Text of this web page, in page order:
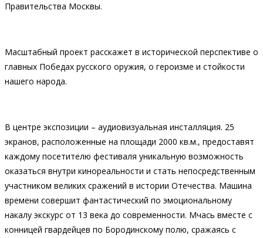
Правительства Москвы.
Масштабный проект расскажет в исторической перспективе о
главных Победах русского оружия, о героизме и стойкости
нашего народа.
В центре экспозиции – аудиовизуальная инсталляция. 25
экранов, расположенные на площади 2000 кв.м., предоставят
каждому посетителю фестиваля уникальную возможность
оказаться внутри кинореальности и стать непосредственным
участником великих сражений в истории Отечества. Машина
времени совершит фантастический по эмоциональному
накалу экскурс от 13 века до современности. Мчась вместе с
конницей гвардейцев по Бородинскому полю, сражаясь с